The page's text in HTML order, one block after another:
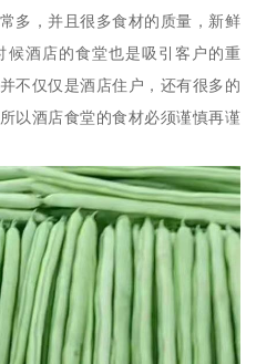
多，并且很多食材的质量，新鲜
酒店的食堂也是吸引客户的重
不仅仅是酒店住户，还有很多的
以酒店食堂的食材必须谨慎再谨